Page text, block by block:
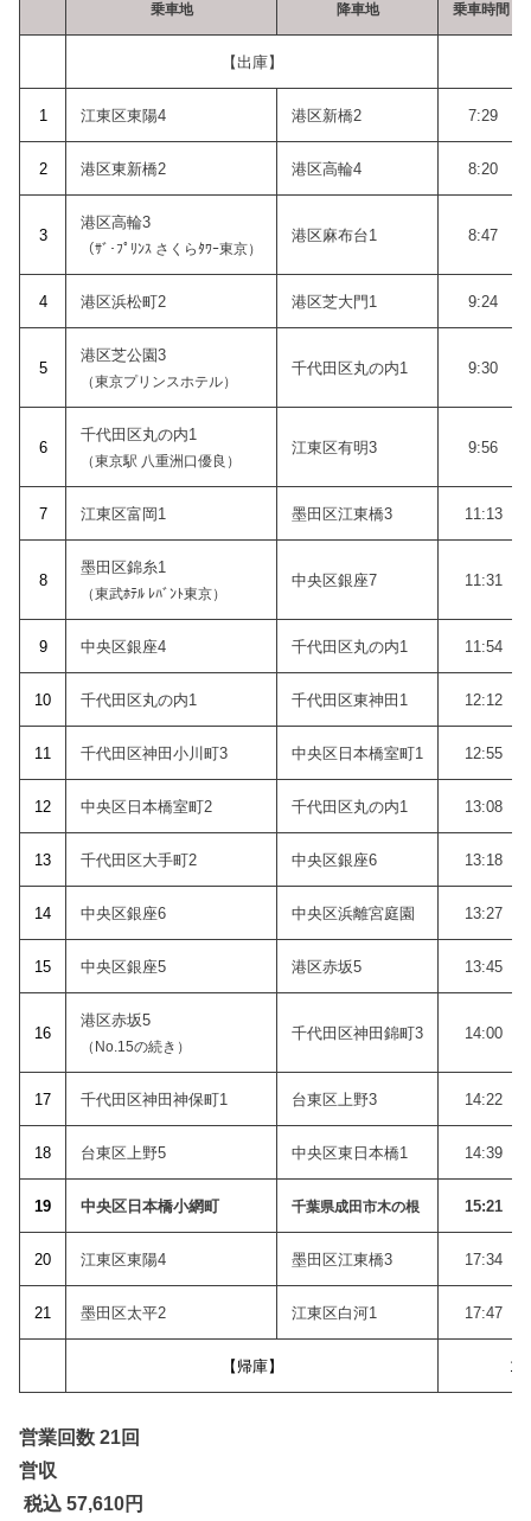
乗車地 降車地 乗車時間
【出庫】
1 江東区東陽4 港区新橋2 7:29
2 港区東新橋2 港区高輪4 8:20
3
港区高輪3
（ｻﾞ･ﾌﾟﾘﾝｽ さくらﾀﾜｰ東京）
港区麻布台1 8:47
4 港区浜松町2 港区芝大門1 9:24
5
港区芝公園3
（東京プリンスホテル）
千代田区丸の内1 9:30
6
千代田区丸の内1
（東京駅 八重洲口優良）
江東区有明3 9:56
7 江東区富岡1 墨田区江東橋3 11:13
8
墨田区錦糸1
（東武ﾎﾃﾙ ﾚﾊﾞﾝﾄ東京）
中央区銀座7 11:31
9 中央区銀座4 千代田区丸の内1 11:54
10 千代田区丸の内1 千代田区東神田1 12:12
11 千代田区神田小川町3 中央区日本橋室町1 12:55
12 中央区日本橋室町2 千代田区丸の内1 13:08
13 千代田区大手町2 中央区銀座6 13:18
14 中央区銀座6 中央区浜離宮庭園 13:27
15 中央区銀座5 港区赤坂5 13:45
16
港区赤坂5
（No.15の続き）
千代田区神田錦町3 14:00
17 千代田区神田神保町1 台東区上野3 14:22
18 台東区上野5 中央区東日本橋1 14:39
19 中央区日本橋小網町 千葉県成田市木の根 15:21
20 江東区東陽4 墨田区江東橋3 17:34
21 墨田区太平2 江東区白河1 17:47
【帰庫】
営業回数 21回
営収
税込 57,610円